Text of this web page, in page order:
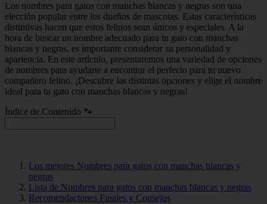
Los nombres para gatos con manchas blancas y negras son una
elección popular entre los dueños de mascotas. Estas características
distintivas hacen que estos felinos sean únicos y especiales. A la
hora de buscar un nombre adecuado para tu gato con manchas
blancas y negras, es importante considerar su personalidad y
apariencia. En este artículo, presentaremos una variedad de opciones
de nombres para ayudarte a encontrar el perfecto para tu nuevo
compañero felino. ¡Descubre las distintas opciones y elige el nombre
ideal para tu gato con manchas blancas y negras!
Índice de Contenido 🐾
Los mejores Nombres para gatos con manchas blancas y
negras
Lista de Nombres para gatos con manchas blancas y negras
Recomendaciones Finales y Consejos